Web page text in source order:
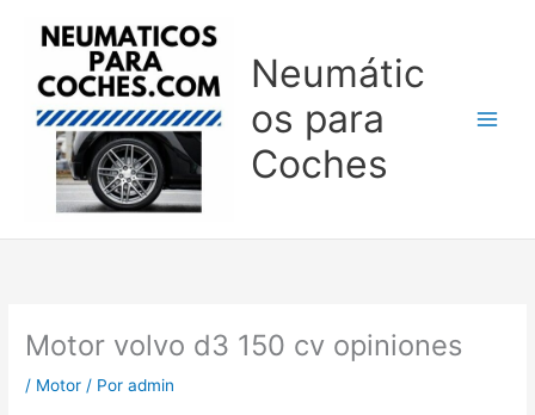
Neumátic
os para
Coches
Motor volvo d3 150 cv opiniones
/ Motor / Poradmin